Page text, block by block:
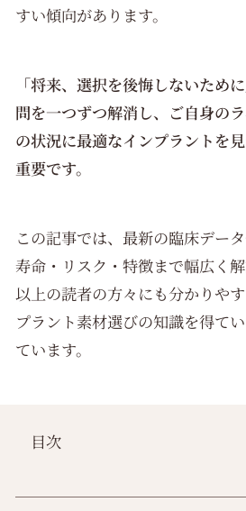
すい傾向があります。
「将来、選択を後悔しないた
問を一つずつ解消し、ご自身の
の状況に最適なインプラントを
重要です。
この記事では、最新の臨床デー
寿命・リスク・特徴まで幅広く
以上の読者の方々にも分かりや
プラント素材選びの知識を得て
ています。
目次